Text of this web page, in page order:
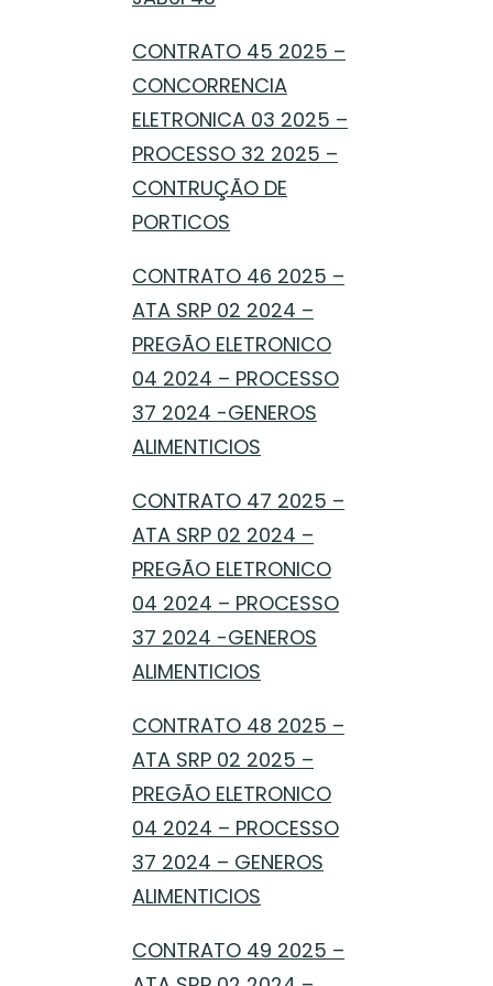
CONTRATO 45 2025 –
CONCORRENCIA
ELETRONICA 03 2025 –
PROCESSO 32 2025 –
CONTRUÇÃO DE
PORTICOS
CONTRATO 46 2025 –
ATA SRP 02 2024 –
PREGÃO ELETRONICO
04 2024 – PROCESSO
37 2024 -GENEROS
ALIMENTICIOS
CONTRATO 47 2025 –
ATA SRP 02 2024 –
PREGÃO ELETRONICO
04 2024 – PROCESSO
37 2024 -GENEROS
ALIMENTICIOS
CONTRATO 48 2025 –
ATA SRP 02 2025 –
PREGÃO ELETRONICO
04 2024 – PROCESSO
37 2024 – GENEROS
ALIMENTICIOS
CONTRATO 49 2025 –